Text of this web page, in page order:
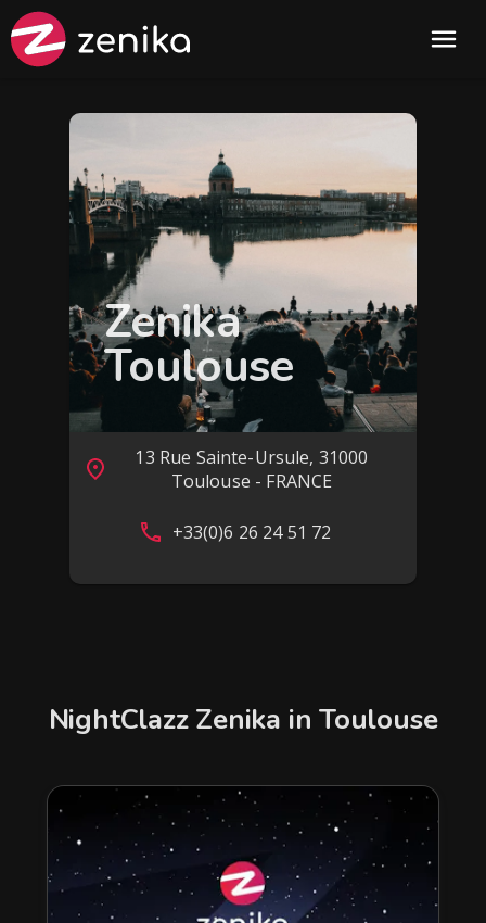
Zenika
Toulouse
13 Rue Sainte-Ursule, 31000
Toulouse - FRANCE
+33(0)6 26 24 51 72
NightClazz Zenika in Toulouse